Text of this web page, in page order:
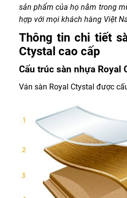
sản phẩm của họ nằm trong
hợp với mọi khách hàng Việt
Thông tin chi tiết
Ctystal cao cấp
Cấu trúc sàn nhựa Royal
Ván sàn Royal Ctystal được